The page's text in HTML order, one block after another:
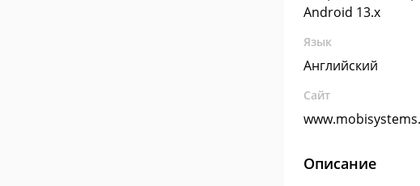
Android 13.x
Язык
Английский
Сайт
Описание